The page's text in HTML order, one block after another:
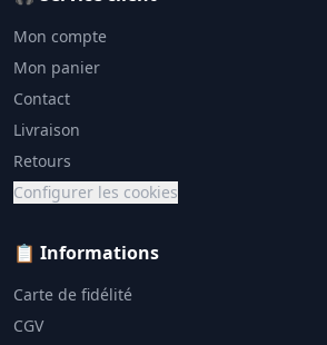
Mon compte
Mon panier
Contact
Livraison
Retours
Configurer les cookies
📋 Informations
Carte de fidélité
CGV